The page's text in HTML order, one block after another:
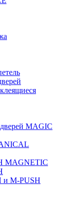
MAGIC
MAGNETIC
и M-PUSH